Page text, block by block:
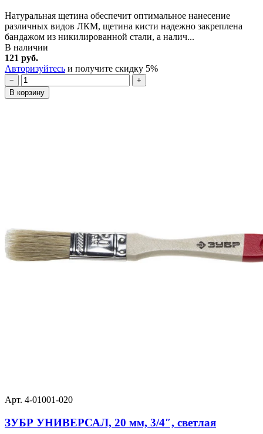
Натуральная щетина обеспечит оптимальное нанесение
различных видов ЛКМ, щетина кисти надежно закреплена
бандажом из никилированной стали, а налич...
В наличии
121 руб.
Авторизуйтесь и получите скидку 5%
−
+
В корзину
Арт. 4-01001-020
ЗУБР УНИВЕРСАЛ, 20 мм, 3/4″, светлая